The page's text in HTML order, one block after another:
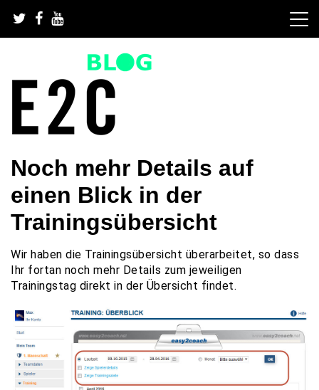
content
GRATIS Fußballübungen,
Fußballtraining und
Fußballsoftware
Fußballtraining | Fußball Training App | Team Organisation
App | Fußballsoftware | JETZT STARTEN.
Noch mehr Details auf
einen Blick in der
Trainingsübersicht
Wir haben die Trainingsübersicht überarbeitet, so dass
Ihr fortan noch mehr Details zum jeweiligen
Trainingstag direkt in der Übersicht findet.